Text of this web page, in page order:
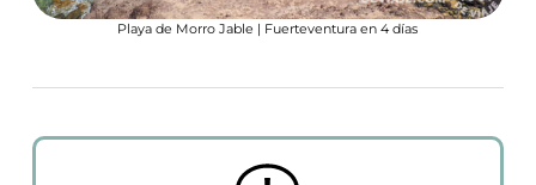
Playa de Morro Jable | Fuerteventura en 4 días